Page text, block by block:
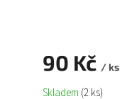
90 Kč / ks
Měrná
Skladem (2 ks)